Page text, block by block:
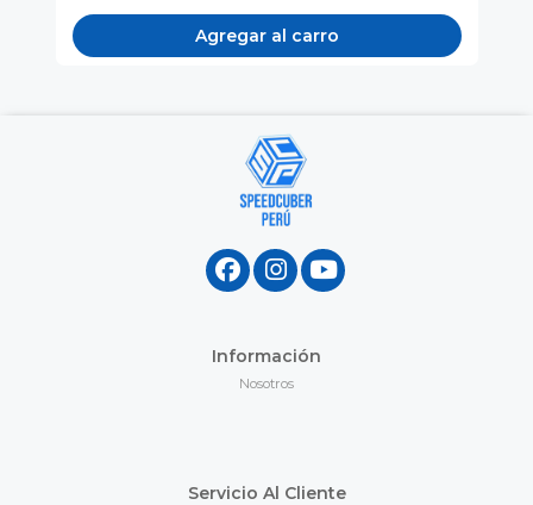
Agregar al carro
Información
Nosotros
Servicio Al Cliente